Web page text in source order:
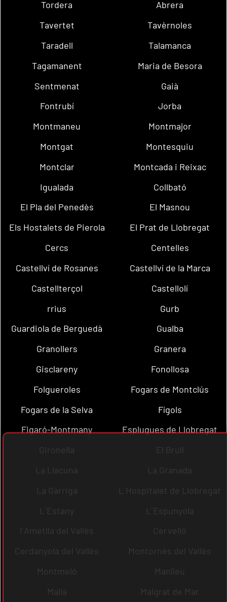
Tordera
Abrera
Tavertet
Tavèrnoles
Taradell
Talamanca
Tagamanent
Maria de Besora
Sentmenat
Gaià
Fontrubí
Jorba
Montmaneu
Montmajor
Montgat
Montesquiu
Montclar
Montcada i Reixac
Igualada
Collbató
El Pla del Penedès
El Masnou
Els Hostalets de Pierola
El Prat de Llobregat
Cercs
Centelles
Castellví de Rosanes
Castellví de la Marca
Castellterçol
Castellolí
rrius
Gurb
Guardiola de Berguedà
Gualba
Granollers
Granera
Gisclareny
Fonollosa
Folgueroles
Fogars de Montclús
Fogars de la Selva
Fígols
Figaró-Montmany
Esplugues de Llobregat
Gironella
El Brull
La Llacuna
La Granada
La Garriga
L´Hospitalet de Llobregat
L´Estany
L´Espunyola
l´Ametlla del Vallès
Cervelló
Cerdanyola del Vallès
Montornès del Vallès
Montmeló
Manlleu
Malla
Malgrat de Mar